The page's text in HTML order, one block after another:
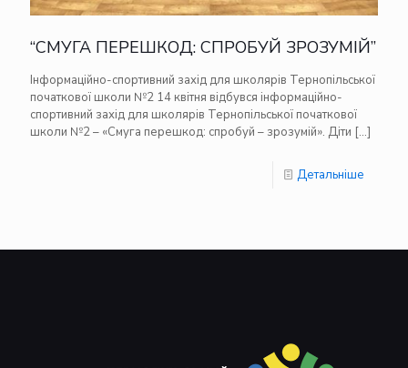
“СМУГА ПЕРЕШКОД: СПРОБУЙ ЗРОЗУМІЙ”
Інформаційно-спортивний захід для школярів Тернопільської
початкової школи №2 14 квітня відбувся інформаційно-
спортивний захід для школярів Тернопільської початкової
школи №2 – «Смуга перешкод: спробуй – зрозумій». Діти […]
Детальніше